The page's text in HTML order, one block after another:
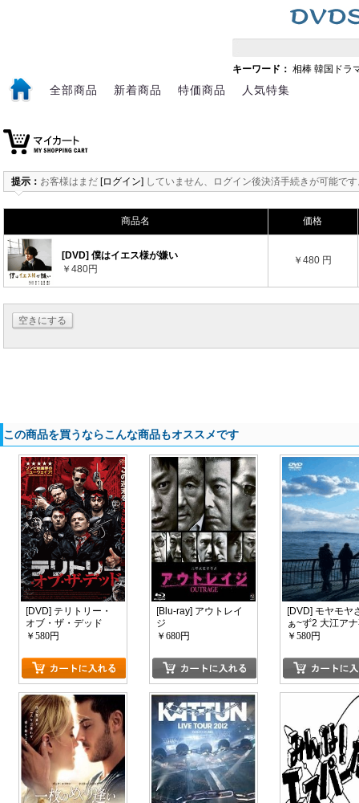
キーワード： 相棒 韓国ドラ
全部商品 新着商品 特価商品 人気特集
提示： お客様はまだ [ログイン] していません、ログイン後決済手続きが可能で
商品名 価格
[DVD] 僕はイエス様が嫌い
￥480円
￥480 円
空きにする
この商品を買うならこんな商品もオススメです
[DVD] テリトリー・
オブ・ザ・デッド
￥580円
[Blu-ray] アウトレイ
ジ
￥680円
[DVD] モヤモヤ
ぁ~ず2 大江ア
記念スペシャル
レクターズ・カ
版
￥580円